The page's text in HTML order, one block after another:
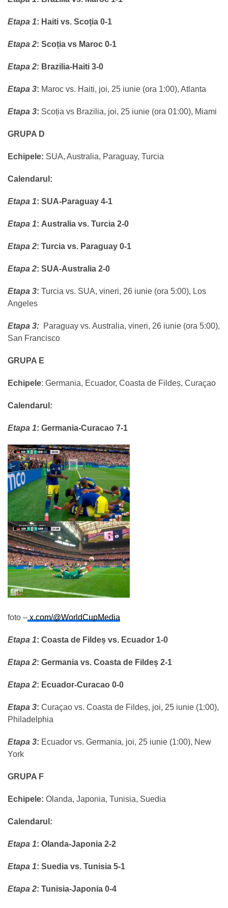
Etapa 1: Haiti vs. Scoția 0-1
Etapa 2: Scoția vs Maroc 0-1
Etapa 2: Brazilia-Haiti 3-0
Etapa 3: Maroc vs. Haiti, joi, 25 iunie (ora 1:00), Atlanta
Etapa 3: Scoția vs Brazilia, joi, 25 iunie (ora 01:00), Miami
GRUPA D
Echipele: SUA, Australia, Paraguay, Turcia
Calendarul:
Etapa 1: SUA-Paraguay 4-1
Etapa 1: Australia vs. Turcia 2-0
Etapa 2: Turcia vs. Paraguay 0-1
Etapa 2: SUA-Australia 2-0
Etapa 3: Turcia vs. SUA, vineri, 26 iunie (ora 5:00), Los
Angeles
Etapa 3: Paraguay vs. Australia, vineri, 26 iunie (ora 5:00),
San Francisco
GRUPA E
Echipele: Germania, Ecuador, Coasta de Fildeș, Curaçao
Calendarul:
Etapa 1: Germania-Curacao 7-1
foto – x.com/@WorldCupMedia
Etapa 1: Coasta de Fildeș vs. Ecuador 1-0
Etapa 2: Germania vs. Coasta de Fildeș 2-1
Etapa 2: Ecuador-Curacao 0-0
Etapa 3: Curaçao vs. Coasta de Fildeș, joi, 25 iunie (1:00),
Philadelphia
Etapa 3: Ecuador vs. Germania, joi, 25 iunie (1:00), New
York
GRUPA F
Echipele: Olanda, Japonia, Tunisia, Suedia
Calendarul:
Etapa 1: Olanda-Japonia 2-2
Etapa 1: Suedia vs. Tunisia 5-1
Etapa 2: Tunisia-Japonia 0-4